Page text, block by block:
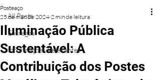
All Posts
Entregas
Informações Relevantes
Iluminação Pública
Sustentável: A
Contribuição dos Postes
Posteaço
25 de mar. de 2024 2 min de leitura